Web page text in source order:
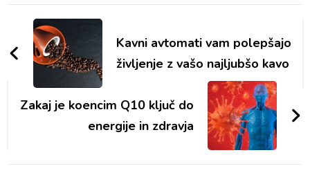
Navigacija
objav
Kavni avtomati vam polepšajo
življenje z vašo najljubšo kavo
Zakaj je koencim Q10 ključ do
energije in zdravja